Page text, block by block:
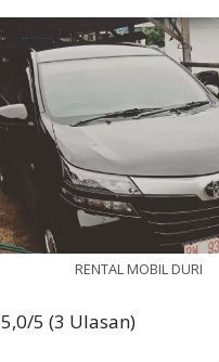
RENTAL MOBIL DURI
5,0/5 (3 Ulasan)